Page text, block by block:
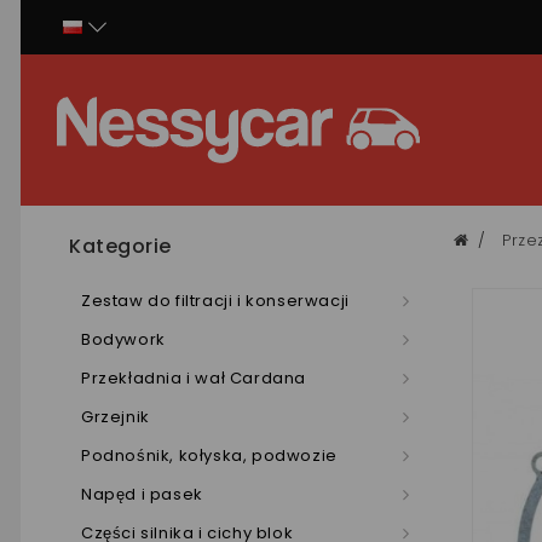
Kategorie
Zestaw do filtracji i konserwacji
Bodywork
Przekładnia i wał Cardana
Grzejnik
Podnośnik, kołyska, podwozie
Napęd i pasek
Części silnika i cichy blok